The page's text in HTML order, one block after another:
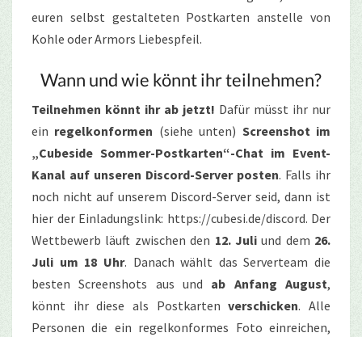
euren selbst gestalteten Postkarten anstelle von
Kohle oder Armors Liebespfeil.
Wann und wie könnt ihr teilnehmen?
Teilnehmen könnt ihr ab jetzt! Dafür müsst ihr nur
ein regelkonformen (siehe unten) Screenshot im
„Cubeside Sommer-Postkarten“-Chat im Event-
Kanal auf unseren Discord-Server posten. Falls ihr
noch nicht auf unserem Discord-Server seid, dann ist
hier der Einladungslink: https://cubesi.de/discord. Der
Wettbewerb läuft zwischen den 12. Juliund dem 26.
Juli um 18 Uhr. Danach wählt das Serverteam die
besten Screenshots aus und ab Anfang August,
könnt ihr diese als Postkartenverschicken. Alle
Personen die ein regelkonformes Foto einreichen,